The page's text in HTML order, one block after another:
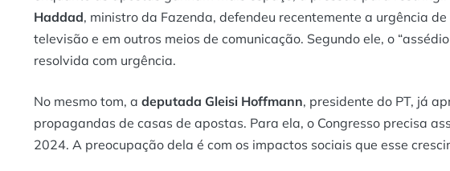
Haddad, ministro da Fazenda, defendeu recentemente a urgência
televisão e em outros meios de comunicação. Segundo ele, o
resolvida com urgência.
No mesmo tom, a deputada Gleisi Hoffmann, presidente do PT, já
propagandas de casas de apostas. Para ela, o Congresso precisa
2024. A preocupação dela é com os impactos sociais que esse